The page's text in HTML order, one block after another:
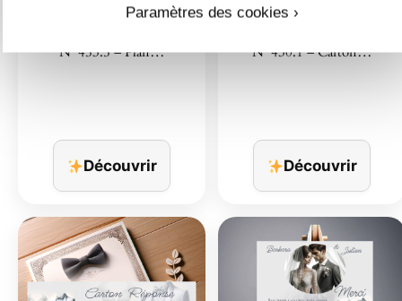
N°453.5 – Plan…
Découvrir
N°430.1 – Carton…
Découvrir
Paramètres des cookies ›